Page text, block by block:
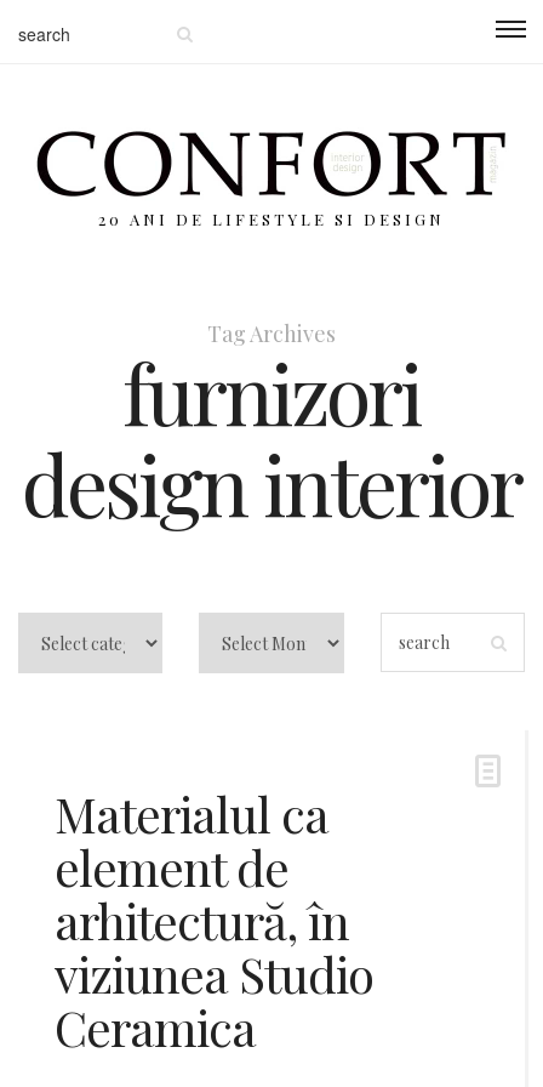
20 ANI DE LIFESTYLE SI DESIGN
Tag Archives
furnizori
design interior
Materialul ca
element de
arhitectură, în
viziunea Studio
Ceramica